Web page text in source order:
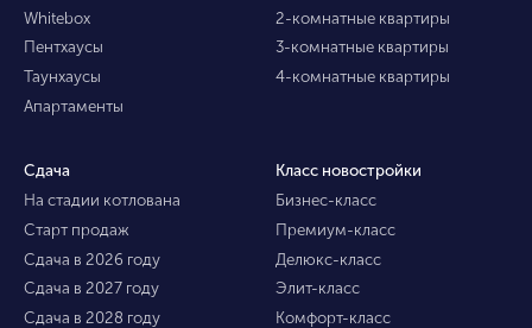
Whitebox
Пентхаусы
Таунхаусы
Апартаменты
2-комнатные квартиры
3-комнатные квартиры
4-комнатные квартиры
Сдача
На стадии котлована
Старт продаж
Сдача в 2026 году
Сдача в 2027 году
Сдача в 2028 году
Класс новостройки
Бизнес-класс
Премиум-класс
Делюкс-класс
Элит-класс
Комфорт-класс